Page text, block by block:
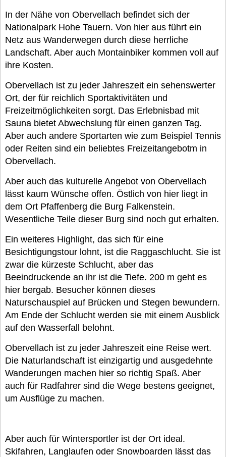
In der Nähe von Obervellach befindet sich der
Nationalpark Hohe Tauern. Von hier aus führt ein
Netz aus Wanderwegen durch diese herrliche
Landschaft. Aber auch Montainbiker kommen voll auf
ihre Kosten.
Obervellach ist zu jeder Jahreszeit ein sehenswerter
Ort, der für reichlich Sportaktivitäten und
Freizeitmöglichkeiten sorgt. Das Erlebnisbad mit
Sauna bietet Abwechslung für einen ganzen Tag.
Aber auch andere Sportarten wie zum Beispiel Tennis
oder Reiten sind ein beliebtes Freizeitangebotm in
Obervellach.
Aber auch das kulturelle Angebot von Obervellach
lässt kaum Wünsche offen. Östlich von hier liegt in
dem Ort Pfaffenberg die Burg Falkenstein.
Wesentliche Teile dieser Burg sind noch gut erhalten.
Ein weiteres Highlight, das sich für eine
Besichtigungstour lohnt, ist die Raggaschlucht. Sie ist
zwar die kürzeste Schlucht, aber das
Beeindruckende an ihr ist die Tiefe. 200 m geht es
hier bergab. Besucher können dieses
Naturschauspiel auf Brücken und Stegen bewundern.
Am Ende der Schlucht werden sie mit einem Ausblick
auf den Wasserfall belohnt.
Obervellach ist zu jeder Jahreszeit eine Reise wert.
Die Naturlandschaft ist einzigartig und ausgedehnte
Wanderungen machen hier so richtig Spaß. Aber
auch für Radfahrer sind die Wege bestens geeignet,
um Ausflüge zu machen.
Aber auch für Wintersportler ist der Ort ideal.
Skifahren, Langlaufen oder Snowboarden lässt das